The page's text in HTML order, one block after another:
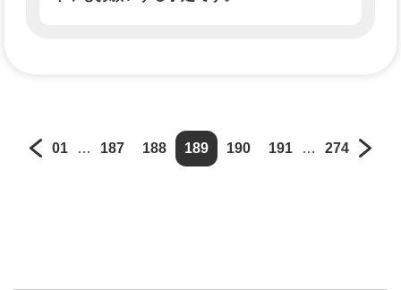
01 … 187 188 189 190 191 … 274